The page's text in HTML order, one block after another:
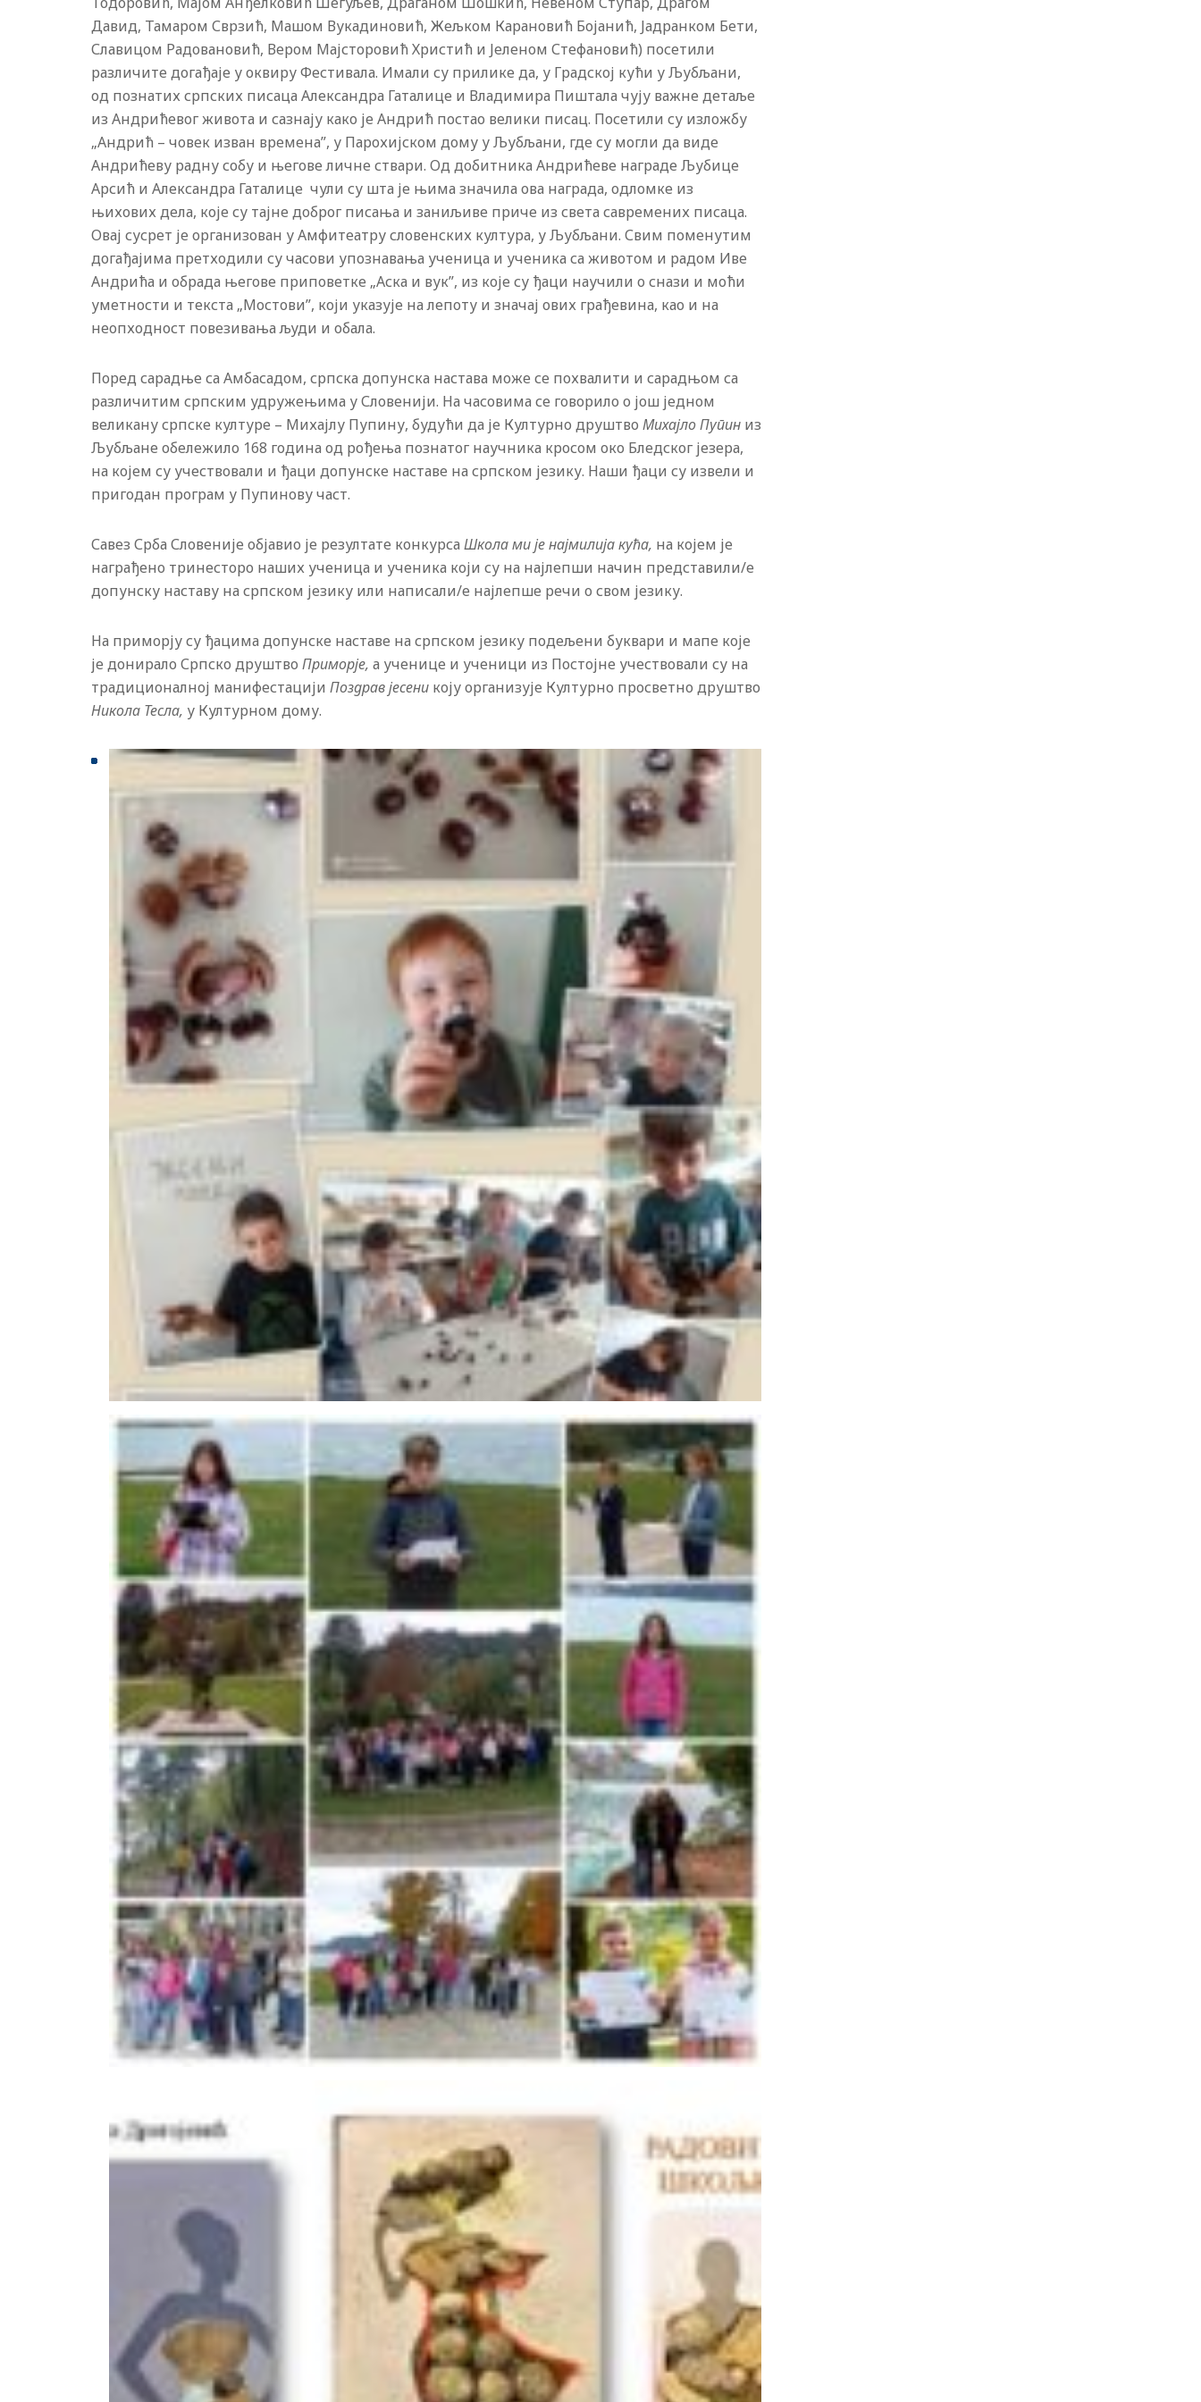
Давид, Тамаром Сврзић, Машом Вукадиновић, Жељком Карановић Бојанић, Јадранком Бети,
Славицом Радовановић, Вером Мајсторовић Христић и Јеленом Стефановић) посетили
различите догађаје у оквиру Фестивала. Имали су прилике да, у Градској кући у Љубљани,
од познатих српских писаца Александра Гаталице и Владимира Пиштала чују важне детаље
из Андрићевог живота и сазнају како је Андрић постао велики писац. Посетили су изложбу
„Андрић – човек изван времена”, у Парохијском дому у Љубљани, где су могли да виде
Андрићеву радну собу и његове личне ствари. Од добитника Андрићеве награде Љубице
Арсић и Александра Гаталице чули су шта је њима значила ова награда, одломке из
њихових дела, које су тајне доброг писања и заниљиве приче из света савремених писаца.
Овај сусрет је организован у Амфитеатру словенских култура, у Љубљани. Свим поменутим
догађајима претходили су часови упознавања ученица и ученика са животом и радом Иве
Андрића и обрада његове приповетке „Аска и вук”, из које су ђаци научили о снази и моћи
уметности и текста „Мостови”, који указује на лепоту и значај ових грађевина, као и на
неопходност повезивања људи и обала.
Поред сарадње са Амбасадом, српска допунска настава може се похвалити и сарадњом са
различитим српским удружењима у Словенији. На часовима се говорило о још једном
великану српске културе – Михајлу Пупину, будући да је Културно друштво Михајло Пупин из
Љубљане обележило 168 година од рођења познатог научника кросом око Бледског језера,
на којем су учествовали и ђаци допунске наставе на српском језику. Наши ђаци су извели и
пригодан програм у Пупинову част.
Савез Срба Словеније објавио је резултате конкурса Школа ми је најмилија кућа, на којем је
награђено тринесторо наших ученица и ученика који су на најлепши начин представили/е
допунску наставу на српском језику или написали/е најлепше речи о свом језику.
На приморју су ђацима допунске наставе на српском језику подељени буквари и мапе које
је донирало Српско друштво Приморје, а ученице и ученици из Постојне учествовали су на
традиционалној манифестацији Поздрав јесени коју организује Културно просветно друштво
Никола Тесла, у Културном дому.